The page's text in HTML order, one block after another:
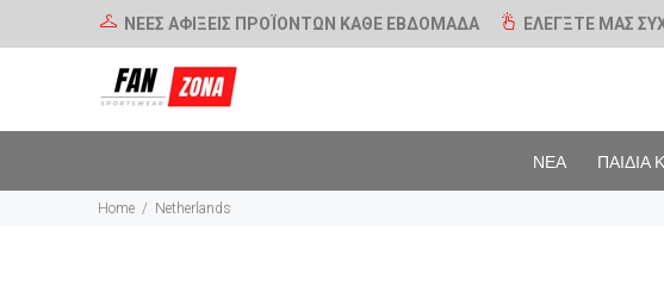
ΝΕΕΣ ΑΦΙΞΕΙΣ ΠΡΟΪΟΝΤΩΝ ΚΑΘΕ ΕΒΔΟΜΑΔΑ ΕΛΕΓΞΤΕ ΜΑΣ
ΝΕΑ ΠΑΙΔΙΑ
Home Netherlands